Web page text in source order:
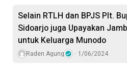
Selain RTLH dan BPJS Plt.
Sidoarjo juga Upayakan
untuk Keluarga Munodo
Raden Agung 1/06/2024